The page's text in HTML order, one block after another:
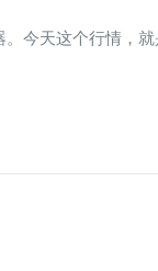
今天这个行情，